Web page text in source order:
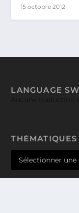
15 octobre 2012
LANGUAGE
THÉMATIQUES